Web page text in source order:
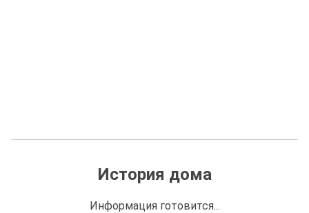
История дома
Информация готовится...